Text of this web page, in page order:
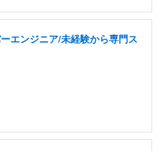
エンジニア/未経験から専門ス